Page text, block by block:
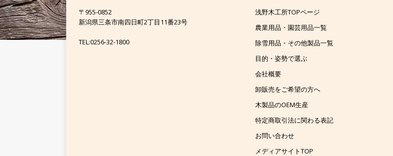
〒955-0852
新潟県三条市南四日町2丁目11番23号
TEL:0256-32-1800
浅野木工所TOPページ
農業用品・園芸用品一覧
除雪用品・その他製品一覧
目的・姿勢で選ぶ
会社概要
卸販売をご希望の方へ
木製品のOEM生産
特定商取引法に関わる表記
お問い合わせ
メディアサイトTOP